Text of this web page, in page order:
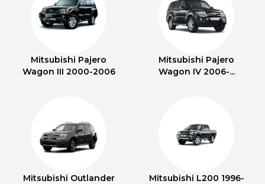
Mitsubishi Pajero
Wagon III 2000-2006
Mitsubishi Pajero
Wagon IV 2006-...
Mitsubishi Outlander
Mitsubishi L200 1996-